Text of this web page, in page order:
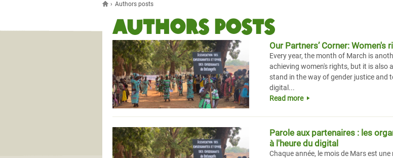
› Authors posts
Authors posts
Our Partners’ Corner:
Every year, the month of March is
achieving women's rights, but it is
stand in the way of gender justice and
digital...
Read more
Parole aux partenaires : les
à l'heure du digital
Chaque année, le mois de Mars est